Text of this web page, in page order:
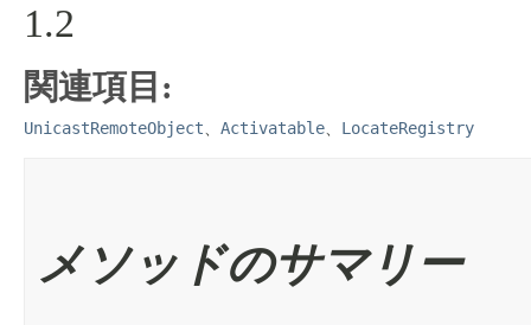
1.2
関連項目:
UnicastRemoteObject、 Activatable、 LocateRegistry
メソッドのサマリー